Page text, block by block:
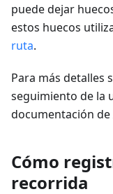
puede dejar
estos huecos
ruta.
Para más detalles
seguimiento de la
documentación de
Cómo
recorrida